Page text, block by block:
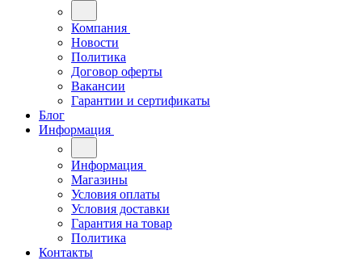
Компания
Новости
Политика
Договор оферты
Вакансии
Гарантии и сертификаты
Блог
Информация
Информация
Магазины
Условия оплаты
Условия доставки
Гарантия на товар
Политика
Контакты